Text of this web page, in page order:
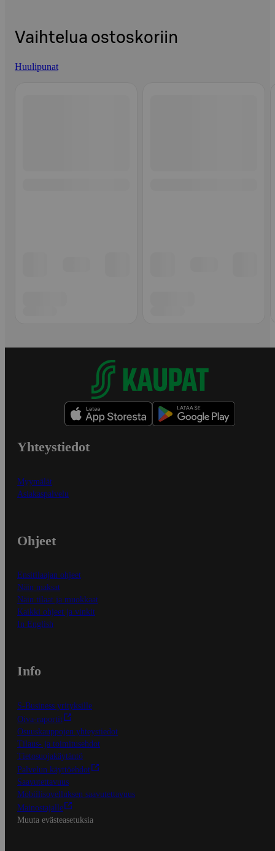
Vaihtelua ostoskoriin
Huulipunat
Yhteystiedot
Myymälät
Asiakaspalvelu
Ohjeet
Ensitilaajan ohjeet
Näin maksat
Näin tilaat ja muokkaat
Kaikki ohjeet ja vinkit
In English
Info
S-Business yrityksille
Oiva-raportit
Osuuskauppojen yhteystiedot
Tilaus- ja toimitusehdot
Tietosuojakäytäntö
Palvelun käyttöehdot
Saavutettavuus
Mobiilisovelluksen saavutettavuus
Mainostajalle
Muuta evästeasetuksia